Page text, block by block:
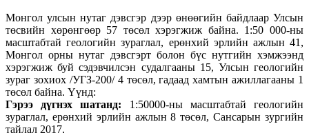
Монгол улсын нутаг дэвсгэр дээр өнөөгийн байдлаар Улсын
төсвийн хөрөнгөөр 57 төсөл хэрэгжиж байна. 1:50 000-ны
масштабтай геологийн зураглал, ерөнхий эрлийн ажлын 41,
Монгол орны нутаг дэвсгэрт болон бүс нутгийн хэмжээнд
хэрэгжиж буй сэдэвчилсэн судалгааны 15, Улсын геологийн
зураг зохиох /УГЗ-200/ 4 төсөл, гадаад хамтын ажиллагааны 1
төсөл байна. Үүнд:
Гэрээ дүгнэх шатанд: 1:50000-ны масштабтай геологийн
зураглал, ерөнхий эрлийн ажлын 8 төсөл, Сансарын зургийн
тайлал 2017,